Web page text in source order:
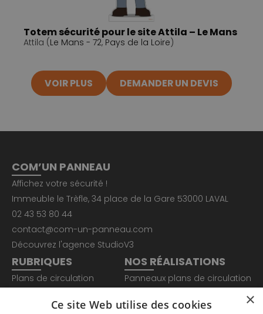
Totem sécurité pour le site Attila – Le Mans
Attila (Le Mans - 72, Pays de la Loire)
VOIR PLUS DEMANDER UN DEVIS
COM’UN PANNEAU
Affichez votre sécurité !
Immeuble le Trèfle, 34 place de la Gare 53000 LAVAL
02 43 53 80 44
contact@com-un-panneau.com
Découvrez l'agence StudioV3
RUBRIQUES
Plans de circulation
Nos Réalisations
NOS RÉALISATIONS
Panneaux plans de circulation
Panneaux indicateurs Lean
×
Ce site Web utilise des cookies